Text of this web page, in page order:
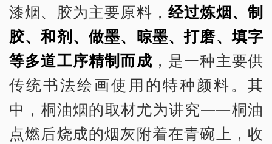
漆烟、胶为主要原料， 经过炼烟、制
胶、和剂、做墨、晾墨、打磨、填字
等多道工序精制而成 ，是一种主要供
传统书法绘画使用的特种颜料。其
中，桐油烟的取材尤为讲究——桐油
点燃后烧成的烟灰附着在青碗上，收